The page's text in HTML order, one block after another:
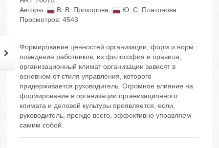
Авторы:
В. В. Прохорова,
Ю. С. Платонова
Просмотров: 4543
Формирование ценностей организации, форм и норм
поведения работников, их философия и правила,
организационный климат организации зависят в
основном от стиля управления, которого
придерживается руководитель. Огромное влияние на
формирование в организации организационного
климата и деловой культуры проявляется, если,
руководитель, прежде всего, эффективно управляем
самим собой.